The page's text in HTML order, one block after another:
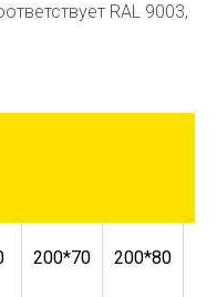
RAL 9003,
200*70 200*80